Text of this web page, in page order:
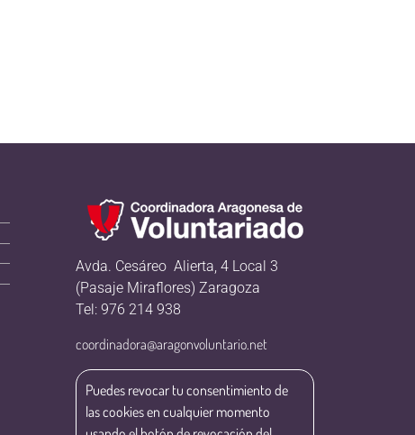
Avda. Cesáreo Alierta, 4 Local 3
(Pasaje Miraflores) Zaragoza
Tel: 976 214 938
coordinadora@aragonvoluntario.net
Puedes revocar tu consentimiento de
las cookies en cualquier momento